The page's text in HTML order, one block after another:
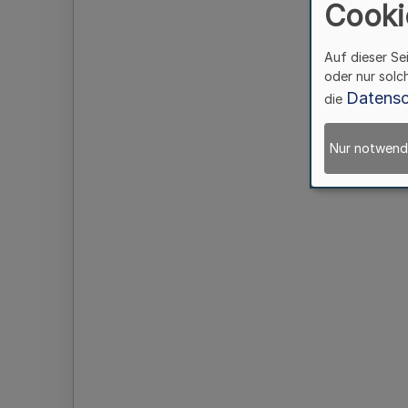
Auf dieser
oder nur
die
Nur